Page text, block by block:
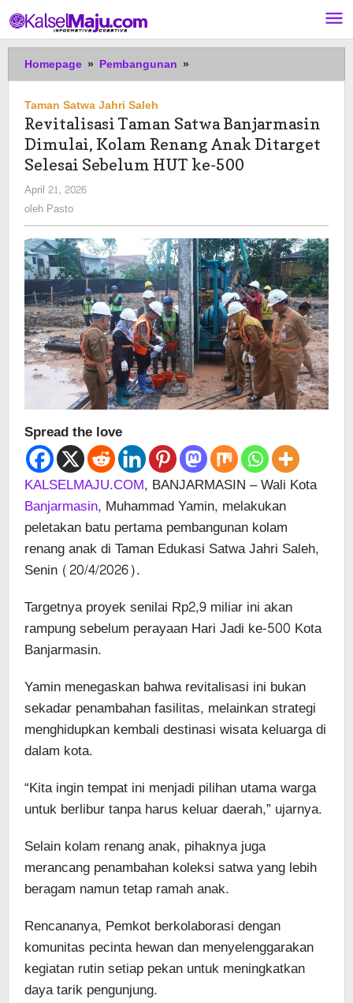
ke
konten
Homepage » Pembangunan »
Taman
Banjarmasin
Dimulai,
Kolam
Renang
Sebelum
HUT
ke-
500
Taman Satwa Jahri Saleh
Revitalisasi Taman Satwa Banjarmasin
Dimulai, Kolam Renang Anak Ditarget
Selesai Sebelum HUT ke-500
April 21, 2026
oleh Pasto
Spread the love
KALSELMAJU.COM, BANJARMASIN – Wali Kota
Banjarmasin, Muhammad Yamin, melakukan
peletakan batu pertama pembangunan kolam
renang anak di Taman Edukasi Satwa Jahri Saleh,
Senin (20/4/2026).
Targetnya proyek senilai Rp2,9 miliar ini akan
rampung sebelum perayaan Hari Jadi ke-500 Kota
Banjarmasin.
Yamin menegaskan bahwa revitalisasi ini bukan
sekadar penambahan fasilitas, melainkan strategi
menghidupkan kembali destinasi wisata keluarga di
dalam kota.
“Kita ingin tempat ini menjadi pilihan utama warga
untuk berlibur tanpa harus keluar daerah,” ujarnya.
Selain kolam renang anak, pihaknya juga
merancang penambahan koleksi satwa yang lebih
beragam namun tetap ramah anak.
Rencananya, Pemkot berkolaborasi dengan
komunitas pecinta hewan dan menyelenggarakan
kegiatan rutin setiap pekan untuk meningkatkan
daya tarik pengunjung.